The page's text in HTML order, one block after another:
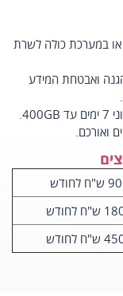
במערכת כולה לשרת
ואבטחת המידע
כל חבילות ה-VPS שלנו כוללות גיבוי לשרת חיצוני 7 ימים עד 400GB.
ואורכם.
90 ש"ח לחודש
ש"ח לחודש
ש"ח לחודש